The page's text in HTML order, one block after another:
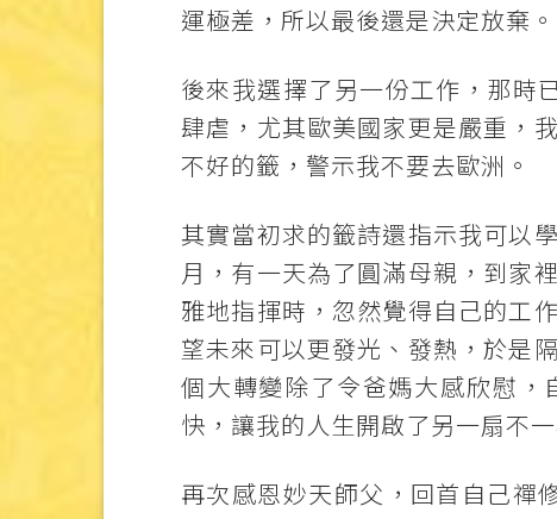
運極差，所以最後還是決定放棄。
後來我選擇了另一份工作，那時
肆虐，尤其歐美國家更是嚴重，
不好的籤，警示我不要去歐洲。
其實當初求的籤詩還指示我可以
月，有一天為了圓滿母親，到家
雅地指揮時，忽然覺得自己的工
望未來可以更發光、發熱，於是
個大轉變除了令爸媽大感欣慰
快，讓我的人生開啟了另一扇不一
再次感恩妙天師父，回首自己禪